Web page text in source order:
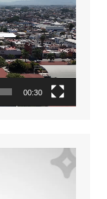
00:30